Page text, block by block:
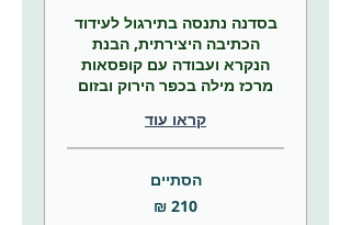
בסדנה נתנסה בתירגול לעידוד
הכתיבה היצירתית, הבנת
הנקרא ועבודה עם קופסאות
מרכז מילה בכפר הירוק ובזום
קראו עוד
הסתיים